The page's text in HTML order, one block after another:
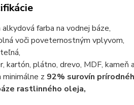
farba na vodnej báze,
voči poveternostným vplyvom,
kartón, plátno, drevo, MDF, kameň
z 92% surovín
rastlinného oleja,